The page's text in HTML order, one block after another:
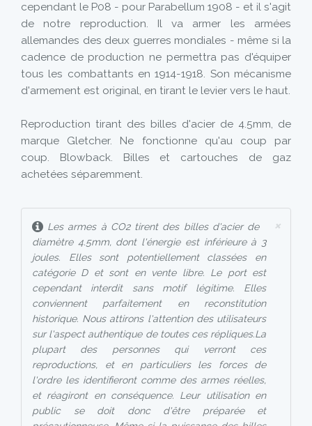
cependant le P08 - pour Parabellum 1908 - et il s'agit
de notre reproduction. Il va armer les armées
allemandes des deux guerres mondiales - même si la
cadence de production ne permettra pas d'équiper
tous les combattants en 1914-1918. Son mécanisme
d'armement est original, en tirant le levier vers le haut.
Reproduction tirant des billes d'acier de 4.5mm, de
marque Gletcher. Ne fonctionne qu'au coup par
coup. Blowback. Billes et cartouches de gaz
achetées séparemment.
×
Les armes à CO2 tirent des billes d'acier de
diamètre 4.5mm, dont l'énergie est inférieure à 3
joules. Elles sont potentiellement classées en
catégorie D et sont en vente libre. Le port est
cependant interdit sans motif légitime. Elles
conviennent parfaitement en reconstitution
historique. Nous attirons l'attention des utilisateurs
sur l'aspect authentique de toutes ces répliques.La
plupart des personnes qui verront ces
reproductions, et en particuliers les forces de
l'ordre les identifieront comme des armes réelles,
et réagiront en conséquence. Leur utilisation en
public se doit donc d'être préparée et